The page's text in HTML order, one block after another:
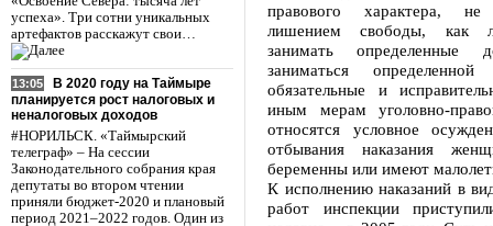
успеха». Три сотни уникальных
артефактов расскажут свои…
13:05
В 2020 году на Таймыре
планируется рост налоговых и
неналоговых доходов
#НОРИЛЬСК. «Таймырский
телеграф» – На сессии
Законодательного собрания края
депутаты во втором чтении
приняли бюджет-2020 и плановый
период 2021–2022 годов. Один из
правового характера,
лишением свободы, как
занимать определенные
заниматься определенной
обязательные и
иным мерам уголовно-
относятся условное
отбывания наказания
беременны или имеют
К исполнению наказаний в
работ инспекции